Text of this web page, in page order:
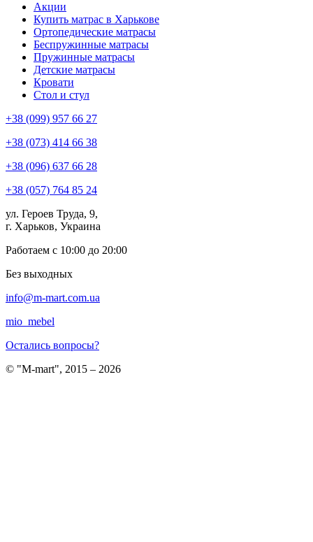
Акции
Купить матрас в Харькове
Ортопедические матрасы
Беспружинные матрасы
Пружинные матрасы
Детские матрасы
Кровати
Стол и стул
+38 (099) 957 66 27
+38 (073) 414 66 38
+38 (096) 637 66 28
+38 (057) 764 85 24
ул. Героев Труда, 9,
г. Харьков, Украина
Работаем с 10:00 до 20:00
Без выходных
info@m-mart.com.ua
mio_mebel
Остались вопросы?
© "M-mart", 2015 – 2026